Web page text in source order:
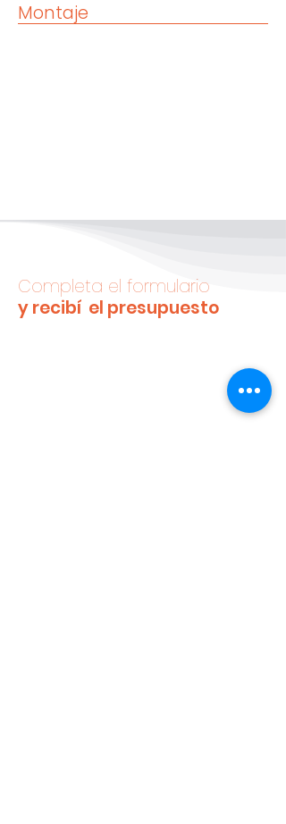
Montaje
Completa el formulario
y recibí el presupuesto